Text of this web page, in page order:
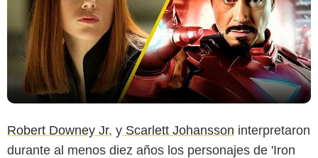
Robert Downey Jr. y Scarlett Johansson interpretaron
durante al menos diez años los personajes de 'Iron